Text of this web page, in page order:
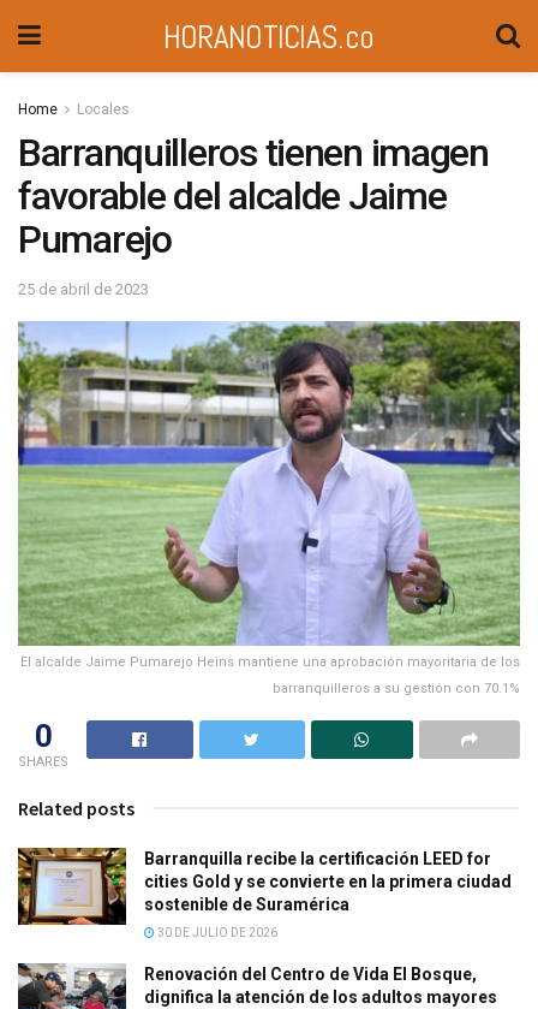
HORANOTICIAS.co
Home Locales
Barranquilleros tienen imagen
favorable del alcalde Jaime
Pumarejo
25 de abril de 2023
El alcalde Jaime Pumarejo Heins mantiene una aprobación mayoritaria de los
barranquilleros a su gestión con 70.1%
0
SHARES
Related posts
Barranquilla recibe la certificación LEED for
cities Gold y se convierte en la primera ciudad
sostenible de Suramérica
30 DE JULIO DE 2026
Renovación del Centro de Vida El Bosque,
dignifica la atención de los adultos mayores